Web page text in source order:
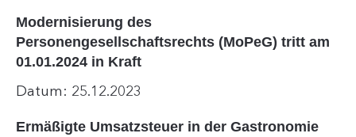
Modernisierung des
Personengesellschaftsrechts (MoPeG) tritt am
01.01.2024 in Kraft
Datum: 25.12.2023
Ermäßigte Umsatzsteuer in der Gastronomie